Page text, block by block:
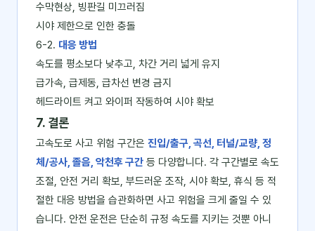
수막현상, 빙판길 미끄러짐
시야 제한으로 인한 충돌
6-2. 대응 방법
속도를 평소보다 낮추고, 차간 거리 넓게 유지
급가속, 급제동, 급차선 변경 금지
헤드라이트 켜고 와이퍼 작동하여 시야 확보
7. 결론
고속도로 사고 위험 구간은 진입/출구, 곡선, 터널/교량, 정
체/공사, 졸음, 악천후 구간 등 다양합니다. 각 구간별로 속도
조절, 안전 거리 확보, 부드러운 조작, 시야 확보, 휴식 등 적
절한 대응 방법을 습관화하면 사고 위험을 크게 줄일 수 있
습니다. 안전 운전은 단순히 규정 속도를 지키는 것뿐 아니